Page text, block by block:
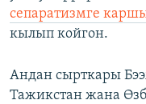
сепаратизмге
кылып койгон.
Андан сырткары
Тажикстан жана